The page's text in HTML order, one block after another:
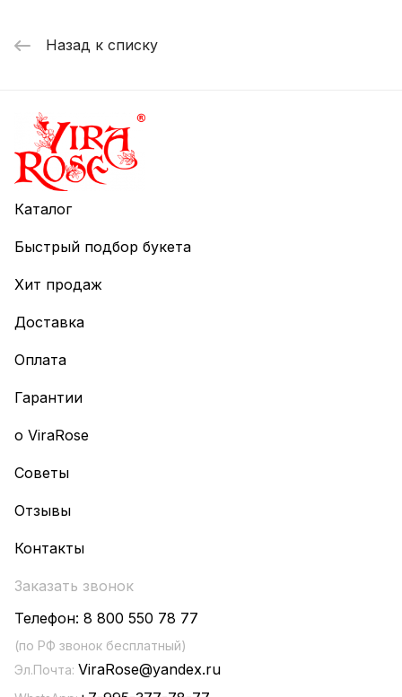
Назад к списку
Каталог
Быстрый подбор букета
Хит продаж
Доставка
Оплата
Гарантии
о ViraRose
Советы
Отзывы
Контакты
Заказать звонок
Телефон: 8 800 550 78 77
(по РФ звонок бесплатный)
Эл.Почта: ViraRose@yandex.ru